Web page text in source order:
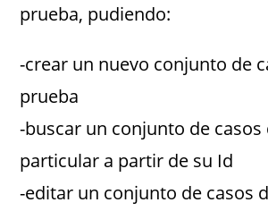
prueba, pudiendo:
-crear un nuevo conjunto de
prueba
-buscar un conjunto de casos
particular a partir de su Id
-editar un conjunto de casos